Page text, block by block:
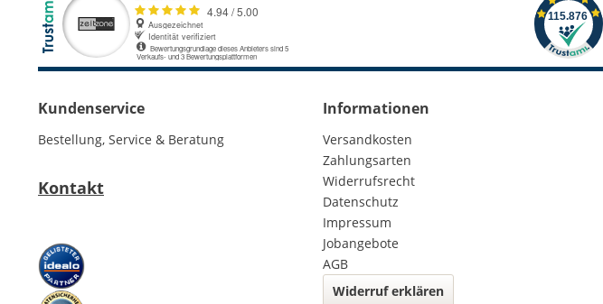
Kundenservice
Bestellung, Service & Beratung
Kontakt
Informationen
Versandkosten
Zahlungsarten
Widerrufsrecht
Datenschutz
Impressum
Jobangebote
AGB
Widerruf erklären